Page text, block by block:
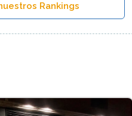
Rankings